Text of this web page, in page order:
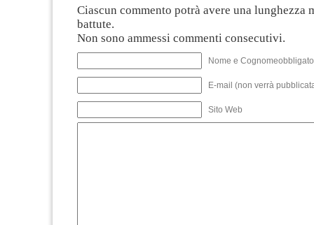
Ciascun commento potrà avere una lunghezza
battute.
Non sono ammessi commenti consecutivi.
Nome e
E-mail (non verrà
Sito Web